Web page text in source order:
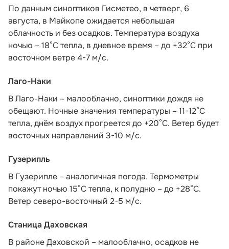
По данным синоптиков Гисметео, в четверг, 6
августа, в Майкопе ожидается небольшая
облачность и без осадков. Температура воздуха
ночью – 18°С тепла, в дневное время – до +32°С при
восточном ветре 4-7 м/с.
Лаго-Наки
В Лаго-Наки – малооблачно, синоптики дождя не
обещают. Ночные значения температуры – 11-12°С
тепла, днём воздух прогреется до +20°С. Ветер будет
восточных направлений 3-10 м/с.
Гузерипль
В Гузерипле – аналогичная погода. Термометры
покажут ночью 15°С тепла, к полудню – до +28°С.
Ветер северо-восточный 2-5 м/с.
Станица Даховская
В районе Даховской – малооблачно, осадков не